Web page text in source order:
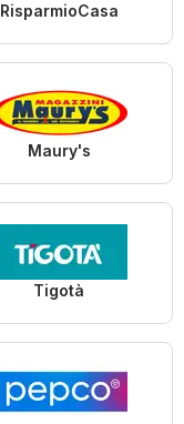
RisparmioCasa
Maury's
Tigotà